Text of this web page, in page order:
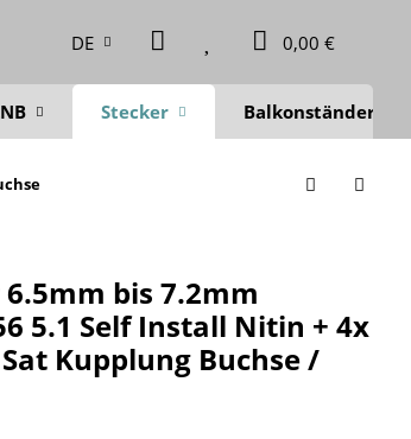
DE 0,00 €
Stecker Balkonständer
6.5mm bis 7.2mm
5.1 Self Install Nitin + 4x
Kupplung Buchse /